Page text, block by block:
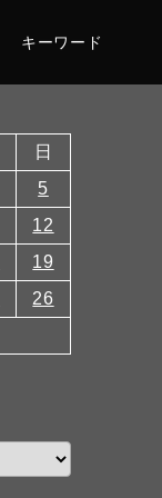
キーワード
日
5
12
19
26